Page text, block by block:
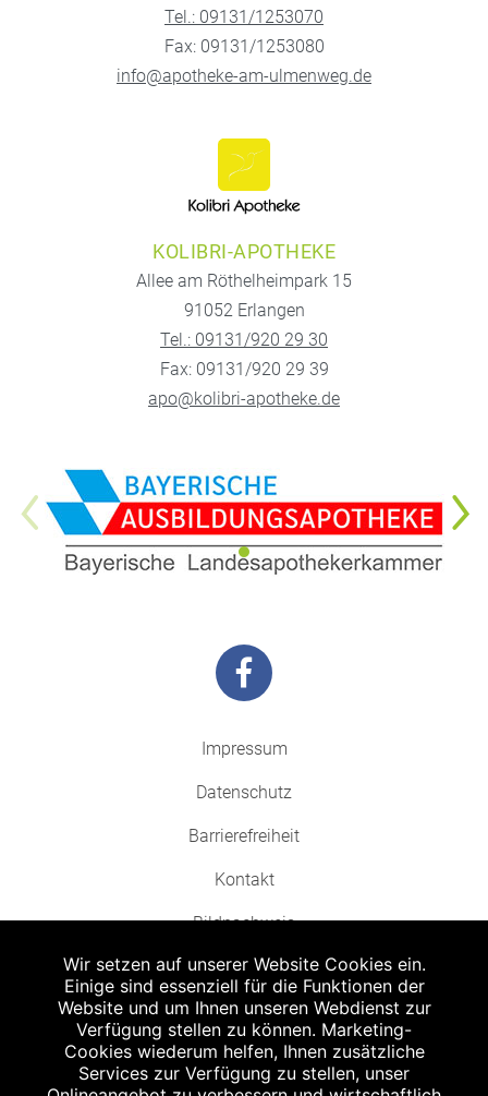
Tel.: 09131/1253070
Fax: 09131/1253080
info@apotheke-am-ulmenweg.de
KOLIBRI-APOTHEKE
Allee am Röthelheimpark 15
91052 Erlangen
Tel.: 09131/920 29 30
Fax: 09131/920 29 39
apo@kolibri-apotheke.de
Impressum
Datenschutz
Barrierefreiheit
Kontakt
Bildnachweis
Abgabe in haushaltsüblichen Mengen, solange der Vorrat reicht. Für Druck-
und Satzfehler keine Haftung.
Wir setzen auf unserer Website Cookies ein.
Einige sind essenziell für die Funktionen der
Website und um Ihnen unseren Webdienst zur
Verfügung stellen zu können. Marketing-
Cookies wiederum helfen, Ihnen zusätzliche
Services zur Verfügung zu stellen, unser